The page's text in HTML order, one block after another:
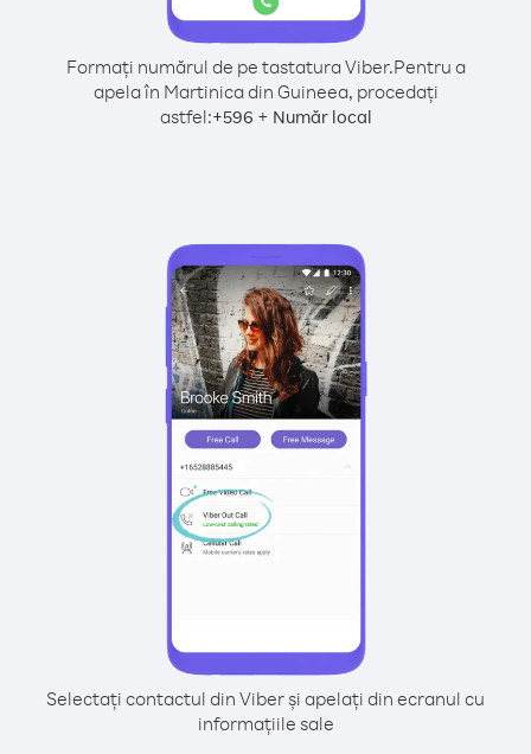
Formați numărul de pe tastatura Viber.Pentru a
apela în Martinica din Guineea, procedați
astfel:+596 + Număr local
Selectați contactul din Viber și apelați din ecranul cu
informațiile sale